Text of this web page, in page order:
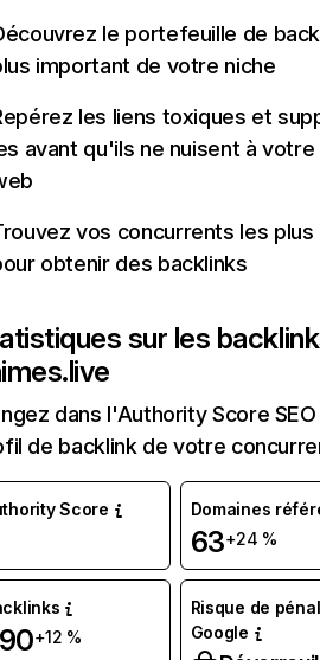
le portefeuille de
important de votre niche
les liens toxiques et
avant qu'ils ne nuisent à
vos concurrents les
obtenir des backlinks
sur les
dans l'Authority Score
de backlink de votre
Score Domaines
63+24 %
+12 %
Risque de
Google